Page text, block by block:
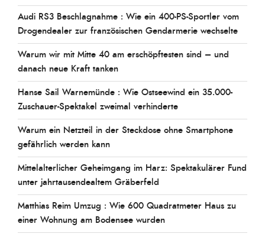
Audi RS3 Beschlagnahme : Wie ein 400-PS-Sportler vom
Drogendealer zur französischen Gendarmerie wechselte
Warum wir mit Mitte 40 am erschöpftesten sind – und
danach neue Kraft tanken
Hanse Sail Warnemünde : Wie Ostseewind ein 35.000-
Zuschauer-Spektakel zweimal verhinderte
Warum ein Netzteil in der Steckdose ohne Smartphone
gefährlich werden kann
Mittelalterlicher Geheimgang im Harz: Spektakulärer Fund
unter jahrtausendealtem Gräberfeld
Matthias Reim Umzug : Wie 600 Quadratmeter Haus zu
einer Wohnung am Bodensee wurden